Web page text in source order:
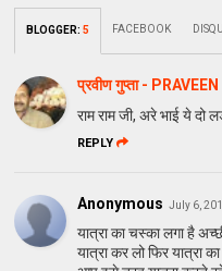
BLOGGER:5 FACEBOOK
प्रवीण गुप्ता -
राम राम जी, अरे भाई ये दो
REPLY
Anonymous July 6,
यात्रा का चस्का लगा है
यात्रा कर लो फिर यात्रा